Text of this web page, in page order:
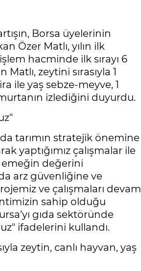
Borsa üyelerinin
Özer Matlı, yılın ilk
hacminde ilk sırayı 6
zeytini sırasıyla 1
ile yaş sebze-meyve, 1
izlediğini duyurdu.
tarımın stratejik önemine
yaptığımız çalışmalar ile
emeğin değerini
arz güvenliğine ve
ve çalışmaları devam
sahip olduğu
gıda sektöründe
ifadelerini kullandı.
zeytin, canlı hayvan, yaş